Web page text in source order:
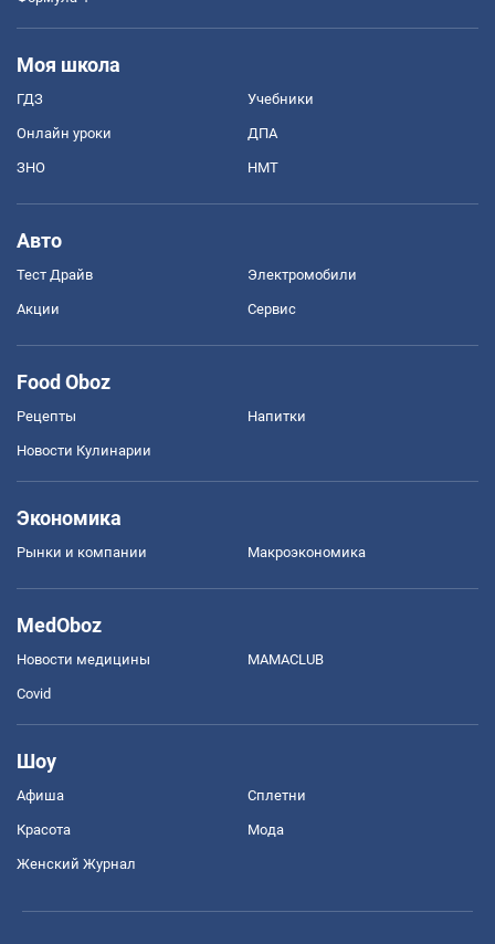
Моя школа
ГДЗ Учебники
Онлайн уроки ДПА
ЗНО НМТ
Авто
Тест Драйв Электромобили
Акции Сервис
Food Oboz
Рецепты Напитки
Новости Кулинарии
Экономика
Рынки и компании Mакроэкономика
MedOboz
Новости медицины MAMACLUB
Covid
Шоу
Афиша Сплетни
Красота Мода
Женский Журнал